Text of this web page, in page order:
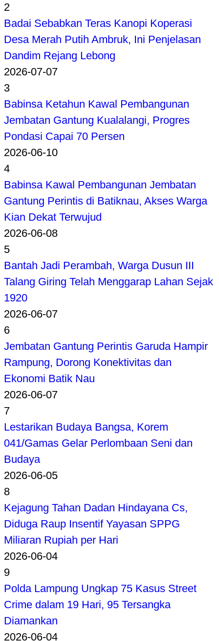
2
Badai Sebabkan Teras Kanopi Koperasi
Desa Merah Putih Ambruk, Ini Penjelasan
Dandim Rejang Lebong
2026-07-07
3
Babinsa Ketahun Kawal Pembangunan
Jembatan Gantung Kualalangi, Progres
Pondasi Capai 70 Persen
2026-06-10
4
Babinsa Kawal Pembangunan Jembatan
Gantung Perintis di Batiknau, Akses Warga
Kian Dekat Terwujud
2026-06-08
5
Bantah Jadi Perambah, Warga Dusun III
Talang Giring Telah Menggarap Lahan Sejak
1920
2026-06-07
6
Jembatan Gantung Perintis Garuda Hampir
Rampung, Dorong Konektivitas dan
Ekonomi Batik Nau
2026-06-07
7
Lestarikan Budaya Bangsa, Korem
041/Gamas Gelar Perlombaan Seni dan
Budaya
2026-06-05
8
Kejagung Tahan Dadan Hindayana Cs,
Diduga Raup Insentif Yayasan SPPG
Miliaran Rupiah per Hari
2026-06-04
9
Polda Lampung Ungkap 75 Kasus Street
Crime dalam 19 Hari, 95 Tersangka
Diamankan
2026-06-04